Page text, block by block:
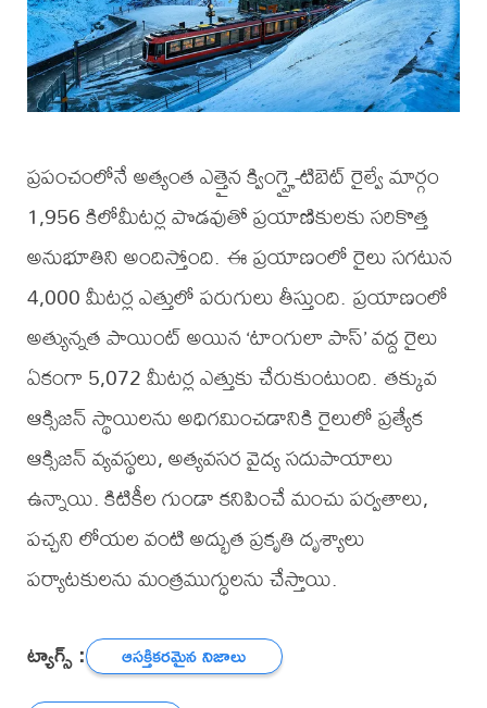
ప్రపంచంలోనే అత్యంత ఎత్తైన క్వింగ్హై-టిబెట్ రైల్వే మార్గం
1,956 కిలోమీటర్ల పొడవుతో ప్రయాణికులకు సరికొత్త
అనుభూతిని అందిస్తోంది. ఈ ప్రయాణంలో రైలు సగటున
4,000 మీటర్ల ఎత్తులో పరుగులు తీస్తుంది. ప్రయాణంలో
అత్యున్నత పాయింట్ అయిన ‘టాంగులా పాస్’ వద్ద రైలు
ఏకంగా 5,072 మీటర్ల ఎత్తుకు చేరుకుంటుంది. తక్కువ
ఆక్సిజన్ స్థాయిలను అధిగమించడానికి రైలులో ప్రత్యేక
ఆక్సిజన్ వ్యవస్థలు, అత్యవసర వైద్య సదుపాయాలు
ఉన్నాయి. కిటికీల గుండా కనిపించే మంచు పర్వతాలు,
పచ్చని లోయల వంటి అద్భుత ప్రకృతి దృశ్యాలు
పర్యాటకులను మంత్రముగ్ధులను చేస్తాయి.
ట్యాగ్స్ :
ఆసక్తికరమైన నిజాలు